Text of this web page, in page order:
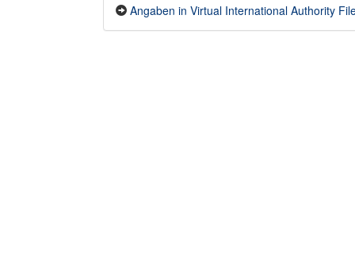
Angaben in Virtual International Authority